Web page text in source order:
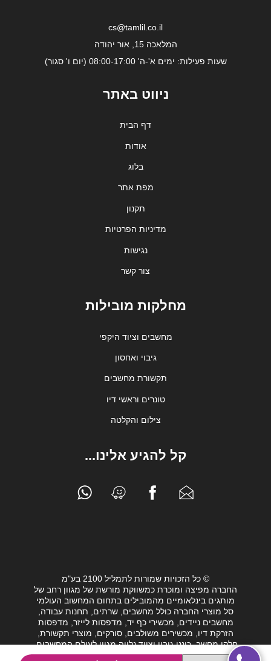
cs@tamlil.co.il
המלאכה 15, אור יהודה
שעות פעילות: ימים א'-ה' 08:00-17:00 (יום ו' סגור)
ניווט באתר
דף הבית
אודות
בלוג
מפת אתר
תקנון
מדיניות הפרטיות
נגישות
צור קשר
מחלקות מובילות
מחשבים וציוד היקפי
גיבוי ואחסון
תקשורת מחשבים
טונרים וראשי דיו
צילום והקלטה
קל להגיע אלינו...
© כל הזכויות שמורות לתמליל 2100 בע"מ
החברה מפיצה ומוכרת כמשווקת מורשת של מגוון רחב של
מותגים בינלאומיים מהמובילים בתחום המחשוב העולמי
סל מוצרי החברה כולל מחשבים, שרתים, תחנות עבודה,
מחשבים ניידים, מכשירי כף יד, מדפסות לייזר, מדפסות
הזרקת דיו, מכשירים משולבים, סורקים, מוצרי תקשורת,
חלקי מחשב, כונני גיבוי וציוד נלווה מגוון לעולם המחשבים.